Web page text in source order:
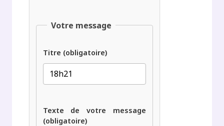
Votre message
Titre (obligatoire)
Texte de votre message
(obligatoire)